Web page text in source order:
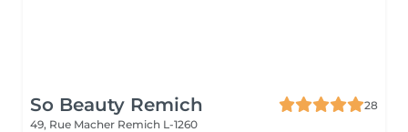
So Beauty Remich
28
49, Rue Macher Remich L-1260